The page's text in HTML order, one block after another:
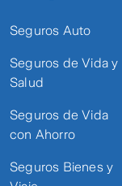
Seguros Auto
Seguros de Vida y
Salud
Seguros de Vida
con Ahorro
Seguros Bienes y